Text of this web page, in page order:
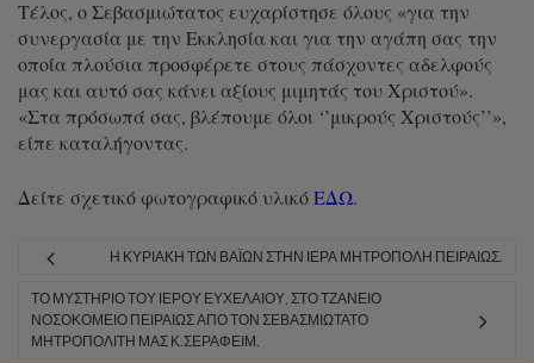
Τέλος, ο Σεβασμιώτατος ευχαρίστησε όλους «για την
συνεργασία με την Εκκλησία και για την αγάπη σας την
οποία πλούσια προσφέρετε στους πάσχοντες αδελφούς
μας και αυτό σας κάνει αξίους μιμητάς του Χριστού».
«Στα πρόσωπά σας, βλέπουμε όλοι ‘’μικρούς Χριστούς’’»,
είπε καταλήγοντας.
Δείτε σχετικό φωτογραφικό υλικόΕΔΩ.
Η ΚΥΡΙΑΚΉ ΤΩΝ ΒΑΪ́ΩΝ ΣΤΗΝ ΙΕΡΆ ΜΗΤΡΌΠΟΛΗ ΠΕΙΡΑΙΏΣ.
ΤΟ ΜΥΣΤΉΡΙΟ ΤΟΥ ΙΕΡΟΎ ΕΥΧΕΛΑΊΟΥ, ΣΤΟ ΤΖΆΝΕΙΟ
ΝΟΣΟΚΟΜΕΊΟ ΠΕΙΡΑΙΏΣ ΑΠΌ ΤΟΝ ΣΕΒΑΣΜΙΏΤΑΤΟ
ΜΗΤΡΟΠΟΛΊΤΗ ΜΑΣ Κ.ΣΕΡΑΦΕΊΜ.